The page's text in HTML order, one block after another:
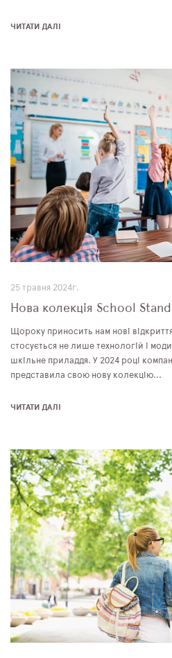
ЧИТАТИ ДАЛІ
25 травня 2024г.
Нова колекція School
Щороку приносить нам нові
стосується не лише технологій і
шкільне приладдя. У 2024 році
представила свою нову колекцію...
ЧИТАТИ ДАЛІ